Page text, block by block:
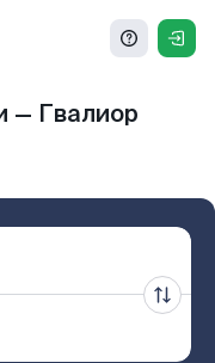
— Гвалиор